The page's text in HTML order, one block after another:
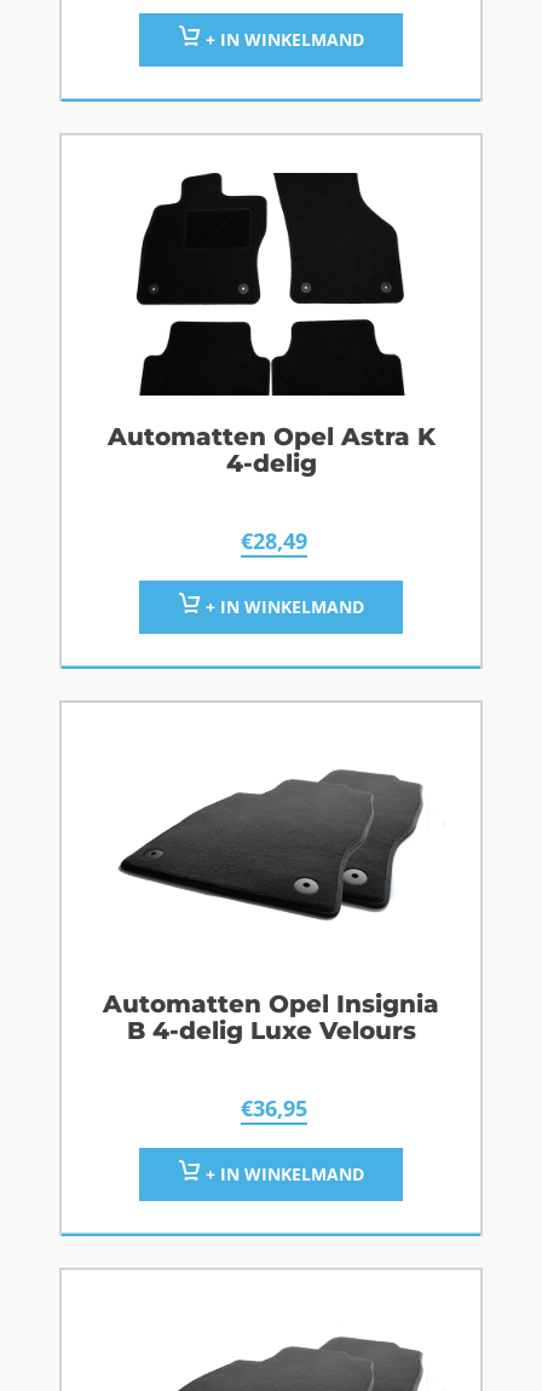
+ IN WINKELMAND
Automatten Opel Astra K
4-delig
€28,49
+ IN WINKELMAND
Automatten Opel Insignia
B 4-delig Luxe Velours
€36,95
+ IN WINKELMAND